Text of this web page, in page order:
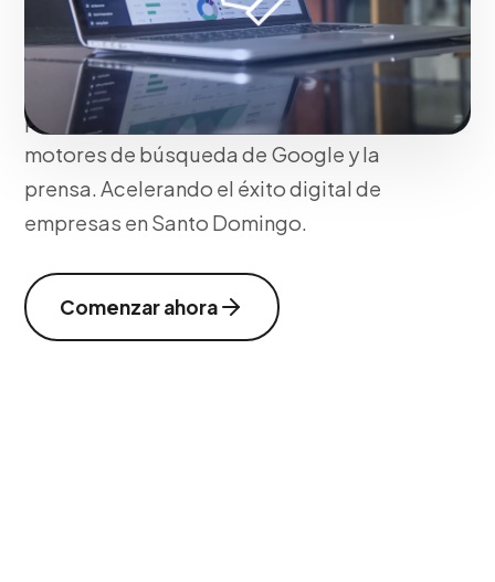
de cola larga (Long-tail keywords).
Potenciamos la legibilidad, la estructura
H1/H2 y la densidad léxica para
posicionar tus dominios frente a los
motores de búsqueda de Google y la
prensa. Acelerando el éxito digital de
empresas en Santo Domingo.
Comenzar ahora